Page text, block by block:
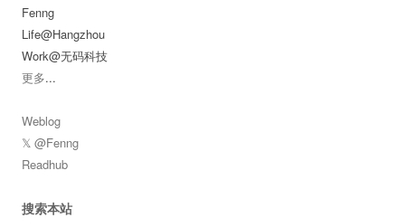
Fenng
Life@Hangzhou
Work@无码科技
更多...
Weblog
𝕏 @Fenng
Readhub
搜索本站